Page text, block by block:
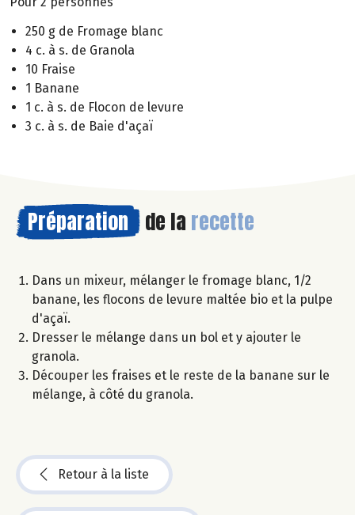
250 g de Fromage blanc
4 c. à s. de Granola
10 Fraise
1 Banane
1 c. à s. de Flocon de levure
3 c. à s. de Baie d'açaï
Préparation de la recette
Dans un mixeur, mélanger le fromage blanc, 1/2
banane, les flocons de levure maltée bio et la pulpe
d'açaï.
Dresser le mélange dans un bol et y ajouter le
granola.
Découper les fraises et le reste de la banane sur le
mélange, à côté du granola.
Retour à la liste